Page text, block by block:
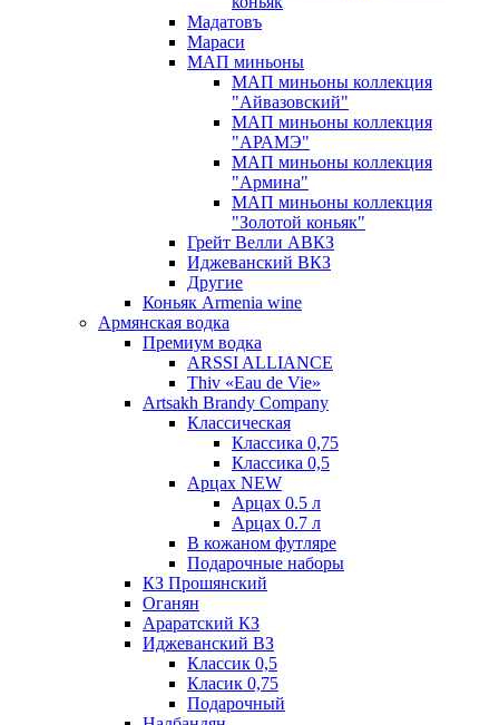
Мадатовъ
Мараси
МАП миньоны
МАП миньоны коллекция
"Айвазовский"
МАП миньоны коллекция
"АРАМЭ"
МАП миньоны коллекция
"Армина"
МАП миньоны коллекция
"Золотой коньяк"
Грейт Велли АВКЗ
Иджеванский ВКЗ
Другие
Коньяк Armenia wine
Армянская водка
Премиум водка
ARSSI ALLIANCE
Thiv «Eau de Vie»
Artsakh Brandy Company
Классическая
Классика 0,75
Классика 0,5
Арцах NEW
Арцах 0.5 л
Арцах 0.7 л
В кожаном футляре
Подарочные наборы
КЗ Прошянский
Оганян
Араратский КЗ
Иджеванский ВЗ
Классик 0,5
Класик 0,75
Подарочный